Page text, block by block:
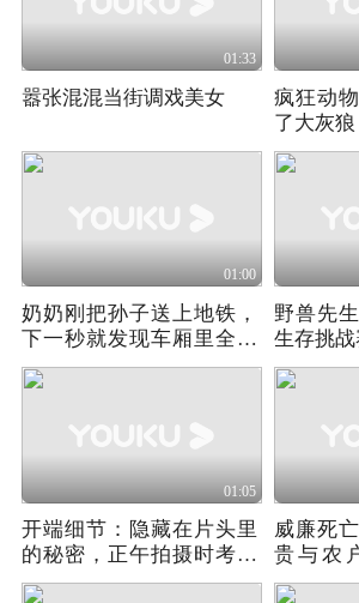
01:33
嚣张混混当街调戏美女
疯狂动
了大灰狼
01:00
奶奶刚把孙子送上地铁，
下一秒就发现车厢里全都
是丧尸
野兽先
生存挑战
01:05
开端细节：隐藏在片头里
的秘密，正午拍摄时考究
的细节
威廉死
贵与农
《弃徒》